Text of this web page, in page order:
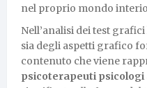
nel proprio mondo
Nell’analisi dei test
sia degli aspetti grafico
contenuto che viene
psicoterapeuti psicologi